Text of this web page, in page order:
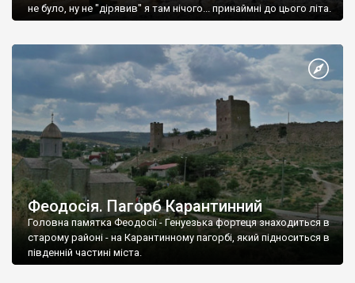
не було, ну не "дірявив" я там нічого... принаймні до цього літа.
Феодосія. Пагорб Карантинний
Головна памятка Феодосії - Генуезька фортеця знаходиться в
старому районі - на Карантинному пагорбі, який підноситься в
південній частині міста.